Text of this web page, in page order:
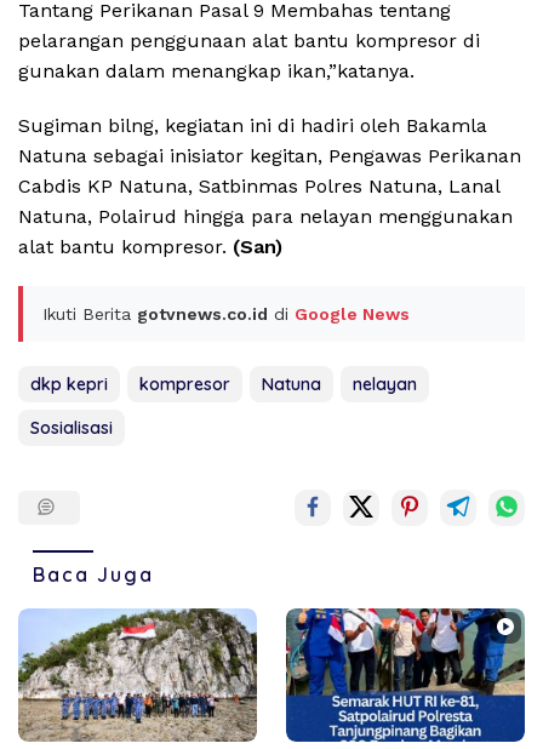
Tantang Perikanan Pasal 9 Membahas tentang
pelarangan penggunaan alat bantu kompresor di
gunakan dalam menangkap ikan,”katanya.
Sugiman bilng, kegiatan ini di hadiri oleh Bakamla
Natuna sebagai inisiator kegitan, Pengawas Perikanan
Cabdis KP Natuna, Satbinmas Polres Natuna, Lanal
Natuna, Polairud hingga para nelayan menggunakan
alat bantu kompresor. (San)
Ikuti Berita gotvnews.co.id di Google News
dkp kepri kompresor Natuna
nelayan
Sosialisasi
Baca Juga